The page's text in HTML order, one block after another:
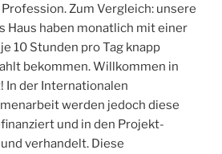
Zum Vergleich: unsere
Haus haben monatlich mit einer
10 Stunden pro Tag knapp
bekommen. Willkommen in
der Internationalen
werden jedoch diese
und in den Projekt-
verhandelt. Diese